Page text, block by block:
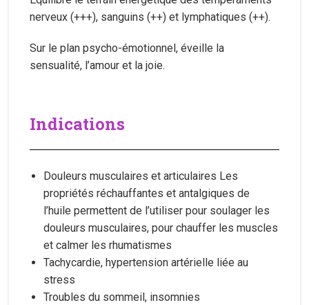
nerveux (+++), sanguins (++) et lymphatiques (++).
Sur le plan psycho-émotionnel, éveille la
sensualité, l’amour et la joie.
Indications
Douleurs musculaires et articulaires Les
propriétés réchauffantes et antalgiques de
l’huile permettent de l’utiliser pour soulager les
douleurs musculaires, pour chauffer les muscles
et calmer les rhumatismes
Tachycardie, hypertension artérielle liée au
stress
Troubles du sommeil, insomnies